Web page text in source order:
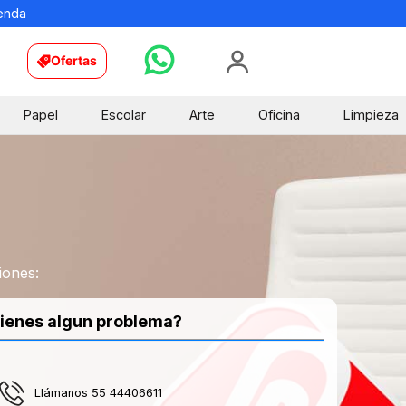
Ofertas
Papel Escolar Arte Oficina Limpieza
algun problema?
Llámanos 55 44406611